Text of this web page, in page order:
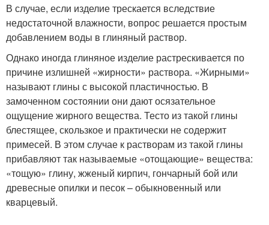
В случае, если изделие трескается вследствие
недостаточной влажности, вопрос решается простым
добавлением воды в глиняный раствор.
Однако иногда глиняное изделие растрескивается по
причине излишней «жирности» раствора. «Жирными»
называют глины с высокой пластичностью. В
замоченном состоянии они дают осязательное
ощущение жирного вещества. Тесто из такой глины
блестящее, скользкое и практически не содержит
примесей. В этом случае к растворам из такой глины
прибавляют так называемые «отощающие» вещества:
«тощую» глину, жженый кирпич, гончарный бой или
древесные опилки и песок – обыкновенный или
кварцевый.